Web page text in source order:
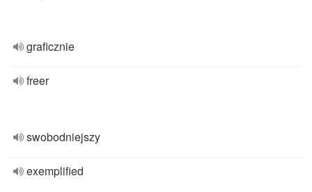
graficznie
freer
swobodniejszy
exemplified